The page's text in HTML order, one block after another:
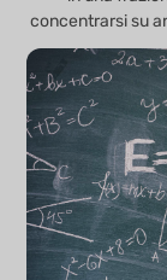
concentrarsi su